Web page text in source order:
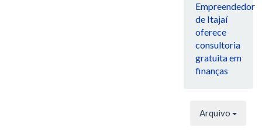
Empreendedor
de Itajaí
oferece
consultoria
gratuita em
finanças
Arquivo